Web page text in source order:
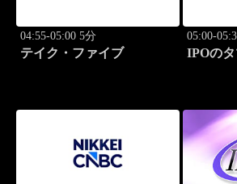
04:55-05:00 5分
テイク・ファイブ
05:00-
IPOの